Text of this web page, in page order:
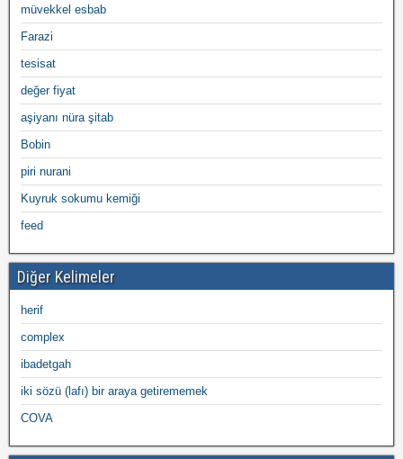
müvekkel esbab
Farazi
tesisat
değer fiyat
aşiyanı nüra şitab
Bobin
piri nurani
Kuyruk sokumu kemiği
feed
Diğer Kelimeler
herif
complex
ibadetgah
iki sözü (lafı) bir araya getirememek
COVA